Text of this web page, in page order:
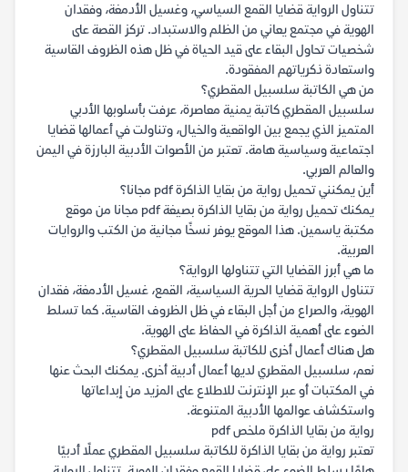
تتناول الرواية قضايا القمع السياسي، وغسيل الأدمغة، وفقدان
الهوية في مجتمع يعاني من الظلم والاستبداد. تركز القصة على
شخصيات تحاول البقاء على قيد الحياة في ظل هذه الظروف القاسية
واستعادة ذكرياتهم المفقودة.
من هي الكاتبة سلسبيل المقطري؟
سلسبيل المقطري كاتبة يمنية معاصرة، عرفت بأسلوبها الأدبي
المتميز الذي يجمع بين الواقعية والخيال، وتناولت في أعمالها قضايا
اجتماعية وسياسية هامة. تعتبر من الأصوات الأدبية البارزة في اليمن
والعالم العربي.
أين يمكنني تحميل رواية من بقايا الذاكرة pdf مجانا؟
يمكنك تحميل رواية من بقايا الذاكرة بصيغة pdf مجانا من موقع
مكتبة ياسمين. هذا الموقع يوفر نسخًا مجانية من الكتب والروايات
العربية.
ما هي أبرز القضايا التي تتناولها الرواية؟
تتناول الرواية قضايا الحرية السياسية، القمع، غسيل الأدمغة، فقدان
الهوية، والصراع من أجل البقاء في ظل الظروف القاسية. كما تسلط
الضوء على أهمية الذاكرة في الحفاظ على الهوية.
هل هناك أعمال أخرى للكاتبة سلسبيل المقطري؟
نعم، سلسبيل المقطري لديها أعمال أدبية أخرى. يمكنك البحث عنها
في المكتبات أو عبر الإنترنت للاطلاع على المزيد من إبداعاتها
واستكشاف عوالمها الأدبية المتنوعة.
رواية من بقايا الذاكرة ملخص pdf
تعتبر رواية من بقايا الذاكرة للكاتبة سلسبيل المقطري عملًا أدبيًا